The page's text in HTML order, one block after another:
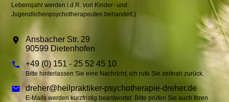
Lebensjahr werden i.d.R. von Kinder- und
Jugendlichenpsychotherapeuten behandelt.)
Ansbacher Str. 29
90599 Dietenhofen
+49 (0) 151 - 25 52 45 10
Bitte hinterlassen Sie eine Nachricht, ich rufe Sie zeitnah zurück.
dreher@heilpraktiker-psychotherapie-dreher.de
E-Mails werden kurzfristig beantwortet. Bitte prüfen Sie auch Ihren